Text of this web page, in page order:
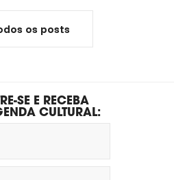
os posts
SE E RECEBA
CULTURAL: